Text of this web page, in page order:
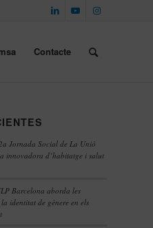
Contacte
Jornada Social de La Unió
innovadora d’habitatge i salut
Barcelona aborda les
identitat de gènere en els